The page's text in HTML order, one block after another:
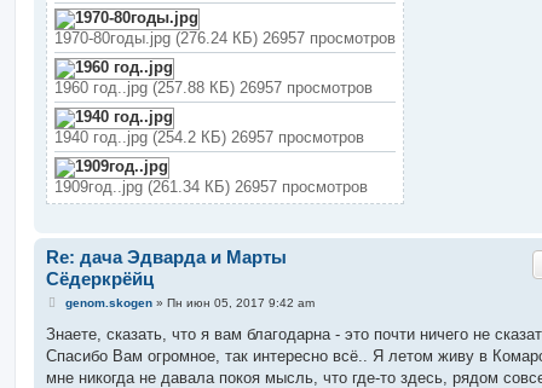
1970-80годы.jpg (276.24 КБ) 26957 просмотров
1960 год..jpg (257.88 КБ) 26957 просмотров
1940 год..jpg (254.2 КБ) 26957 просмотров
1909год..jpg (261.34 КБ) 26957 просмотров
Re: дача Эдварда и Марты
Сёдеркрёйц
С
о
щ
е
genom.skogen» Пн июн 05, 2017 9:42 am
Знаете, сказать, что я вам благодарна - это почти ничего не
Спасибо Вам огромное, так интересно всё.. Я летом живу в
мне никогда не давала покоя мысль, что где-то здесь, рядом